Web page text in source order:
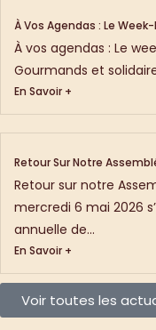
À Vos Agendas : Le
À vos agendas : Le
Gourmands et
En Savoir +
Retour Sur Notre
Retour sur notre
mercredi 6 mai 2026
annuelle de...
En Savoir +
Voir toutes les